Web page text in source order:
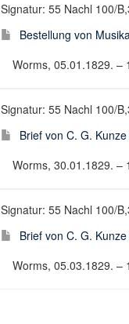
Signatur: 55 Nachl 100/
Bestellung von
Worms, 05.01.1829. –
Signatur: 55 Nachl 100/
Brief von C. G.
Worms, 30.01.1829. –
Signatur: 55 Nachl 100/
Brief von C. G.
Worms, 05.03.1829. –